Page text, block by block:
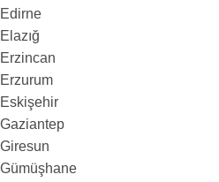
Edirne
Elazığ
Erzincan
Erzurum
Eskişehir
Gaziantep
Giresun
Gümüşhane